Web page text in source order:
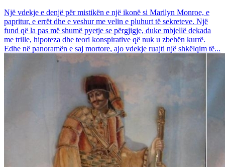
Një vdekje e denjë për mistikën e një ikonë si Marilyn Monroe, e
papritur, e errët dhe e veshur me velin e pluhurt të sekreteve. Një
fund që la pas më shumë pyetje se përgjigje, duke mbjellë dekada
me trille, hipoteza dhe teori konspirative që nuk u zbehën kurrë.
Edhe në panoramën e saj mortore, ajo vdekje ruajti një shkëlqim të...